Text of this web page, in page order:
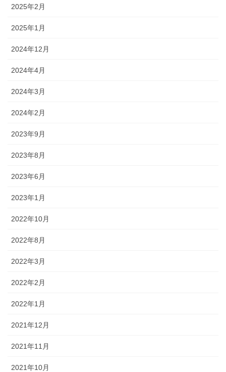
2025年2月
2025年1月
2024年12月
2024年4月
2024年3月
2024年2月
2023年9月
2023年8月
2023年6月
2023年1月
2022年10月
2022年8月
2022年3月
2022年2月
2022年1月
2021年12月
2021年11月
2021年10月